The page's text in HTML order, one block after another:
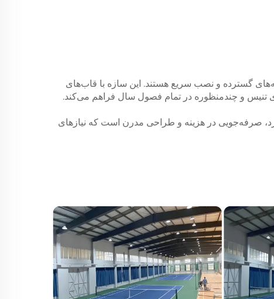
گسترده و نصب سریع هستند. این سازه با قاب‌های
تنیس و چندمنظوره در تمام فصول سال فراهم می‌کند.
صرفه‌جویی در هزینه و طراحی مدرن است که نیازهای